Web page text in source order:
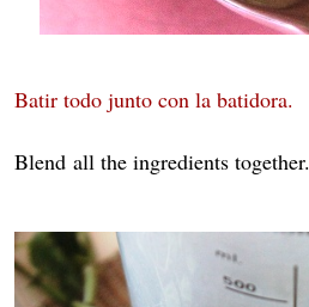
Batir todo junto con la batidora.
Blend all the ingredients together.